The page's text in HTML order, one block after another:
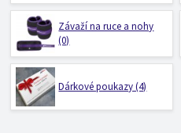
Závaží na ruce a nohy
(0)
Dárkové poukazy (4)